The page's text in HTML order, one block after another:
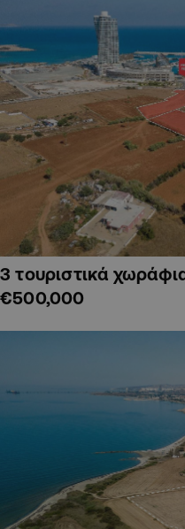
3 τουριστικά
€500,000